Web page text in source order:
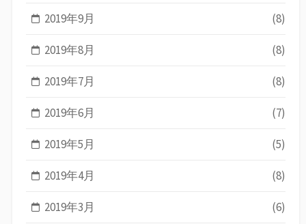
2019年9月 (8)
2019年8月 (8)
2019年7月 (8)
2019年6月 (7)
2019年5月 (5)
2019年4月 (8)
2019年3月 (6)